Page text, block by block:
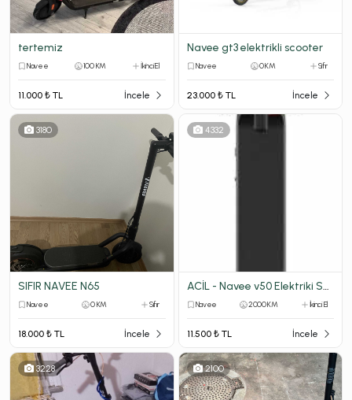
tertemiz
Navee 100 KM İkinci El
11.000 ₺ TL İncele
Navee gt3 elektrikli scooter
Navee 0 KM Sıfır
23.000 ₺ TL İncele
3180
SIFIR NAVEE N65
Navee 0 KM Sıfır
18.000 ₺ TL İncele
4332
ACİL - Navee v50 Elektriki Scooter
Navee 2000 KM İkinci El
11.500 ₺ TL İncele
3228 2100